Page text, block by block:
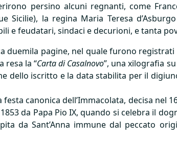
persino alcuni regnanti, come
Sicilie), la regina Maria Teresa
e feudatari, sindaci e decurioni, e tanta
pagine, nel quale furono
resa la “Carta di Casalnovo”, una xilografia
dello iscritto e la data stabilita per il
canonica dell’Immacolata, decisa nel
da Papa Pio IX, quando si celebra il
da Sant’Anna immune dal peccato